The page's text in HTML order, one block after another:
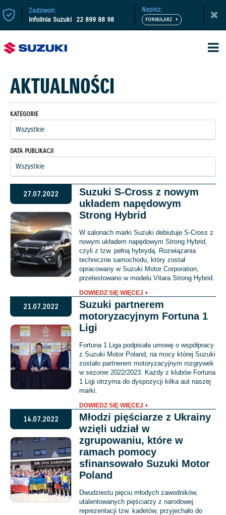
Zadzwoń:
Infolinia Suzuki 22 899 88 98
Napisz:
AKTUALNOŚCI
KATEGORIE
DATA PUBLIKACJI
27.07.2022
Suzuki S-Cross z nowym
układem napędowym
Strong Hybrid
W salonach marki Suzuki debiutuje S-Cross z
nowym układem napędowym Strong Hybrid,
czyli z tzw. pełną hybrydą. Rozwiązania
techniczne samochodu, który został
opracowany w Suzuki Motor Corporation,
przetestowano w modelu Vitara Strong Hybrid.
DOWIEDZ SIĘ WIĘCEJ
21.07.2022
Suzuki partnerem
motoryzacyjnym Fortuna 1
Ligi
Fortuna 1 Liga podpisała umowę o współpracy
z Suzuki Motor Poland, na mocy której Suzuki
zostało partnerem motoryzacyjnym rozgrywek
w sezonie 2022/2023. Każdy z klubów Fortuna
1 Ligi otrzyma do dyspozycji kilka aut naszej
marki.
DOWIEDZ SIĘ WIĘCEJ
14.07.2022
Młodzi pięściarze z Ukrainy
wzięli udział w
zgrupowaniu, które w
ramach pomocy
sfinansowało Suzuki Motor
Poland
Dwudziestu pięciu młodych zawodników,
utalentowanych pięściarzy z narodowej
reprezentacji tzw. kadetów, przyjechało do